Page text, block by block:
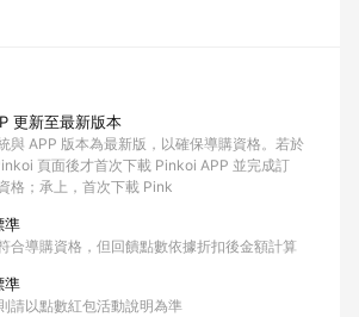
更新至最新版本
與 APP 版本為最新版，以確保導購資格。若於
頁面後才首次下載 Pinkoi APP 並完成訂
格；承上，首次下載 Pink
準
合導購資格，但回饋點數依據折扣後金額計算
準
請以點數紅包活動說明為準